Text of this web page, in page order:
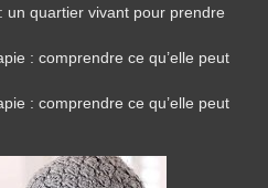
un quartier vivant pour prendre
: comprendre ce qu’elle peut
: comprendre ce qu’elle peut